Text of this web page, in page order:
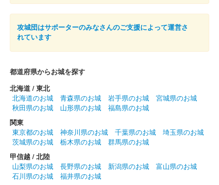
2024年10月13日（日）と14日（月・祝）に開催された「北陸新
幹線福井・敦賀開業記念 越前若狭お城フェス2024」の会場で販
売された御城印。攻城団のマスコットキャラクター〈ぼんてん・
佐柿国吉城 御城印 越前若狭お城フェス2024 限定
版 1日目
販売終了
2024年10月13、14日に開催された「越前若狭お城フェス2024」
の美浜町ブースにて販売された御城印。1日目限定販売。
攻城団はサポーターのみなさんのご支援によって運営さ
れています
都道府県からお城を探す
北海道 / 東北
北海道のお城
青森県のお城 岩手県のお城
宮城県のお城
秋田県のお城
山形県のお城
福島県のお城
関東
東京都のお城
神奈川県のお城 千葉県のお城
埼玉県のお城
茨城県のお城
栃木県のお城
群馬県のお城
甲信越 / 北陸
山梨県のお城
長野県のお城 新潟県のお城
富山県のお城
石川県のお城
福井県のお城